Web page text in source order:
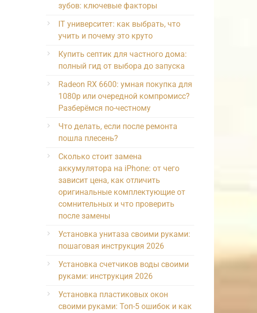
зубов: ключевые факторы
IT университет: как выбрать, что
учить и почему это круто
Купить септик для частного дома:
полный гид от выбора до запуска
Radeon RX 6600: умная покупка для
1080p или очередной компромисс?
Разберёмся по-честному
Что делать, если после ремонта
пошла плесень?
Сколько стоит замена
аккумулятора на iPhone: от чего
зависит цена, как отличить
оригинальные комплектующие от
сомнительных и что проверить
после замены
Установка унитаза своими руками:
пошаговая инструкция 2026
Установка счетчиков воды своими
руками: инструкция 2026
Установка пластиковых окон
своими руками: Топ-5 ошибок и как